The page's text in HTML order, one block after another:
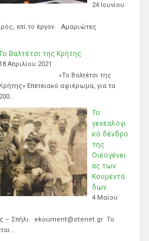
24 Ιουνίου
επί το έργον. Αμαριώτες
Βαλτέτσι της Κρήτης.
18 Απριλίου 2021
«Το Βαλτέτσι της
Κρήτης» Επετειακό αφιέρωμα, για τα
200…
Το
γενεαλογι
κό δένδρο
της
Οικογένει
ας των
Κουμεντά
δων.
4 Μαΐου
– Σπήλι. ekoument@otenet.gr Το